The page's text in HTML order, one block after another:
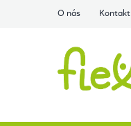
O nás Kontakt